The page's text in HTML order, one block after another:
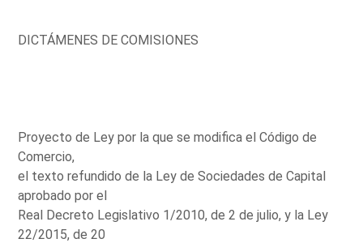
DICTÁMENES DE COMISIONES
Proyecto de Ley por la que se modifica el Código de
Comercio,
el texto refundido de la Ley de Sociedades de Capital
aprobado por el
Real Decreto Legislativo 1/2010, de 2 de julio, y la Ley
22/2015, de 20